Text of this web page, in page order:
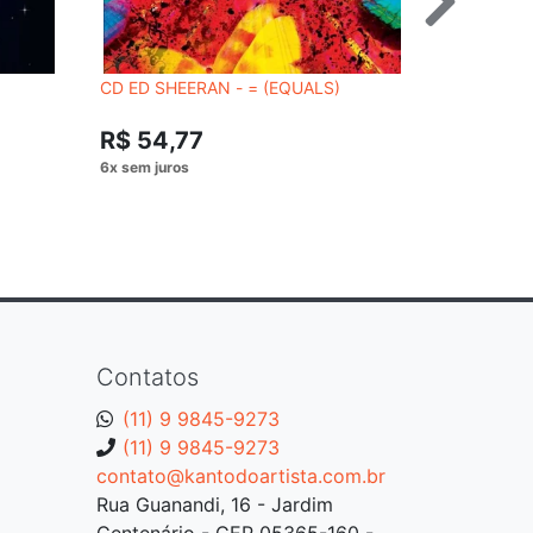
CD ED SHEERAN - = (EQUALS)
R$ 54,77
Contatos
(11) 9 9845-9273
(11) 9 9845-9273
contato@kantodoartista.com.br
Rua Guanandi, 16 - Jardim